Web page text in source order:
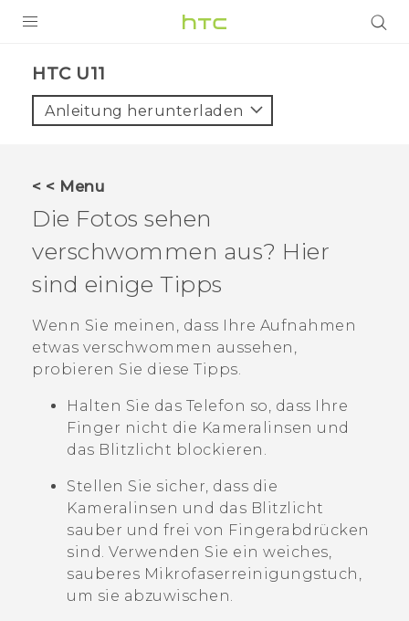
VIVE
VIVERSE
UNTERSTÜTZUNG
HTC-Geräte und Zubehör
Anmelden
HTC U11‎
Anleitung herunterladen
< < Menu
Die Fotos sehen
verschwommen aus? Hier
sind einige Tipps
Wenn Sie meinen, dass Ihre Aufnahmen
etwas verschwommen aussehen,
probieren Sie diese Tipps.
Halten Sie das Telefon so, dass Ihre
Finger nicht die Kameralinsen und
das Blitzlicht blockieren.
Stellen Sie sicher, dass die
Kameralinsen und das Blitzlicht
sauber und frei von Fingerabdrücken
sind. Verwenden Sie ein weiches,
sauberes Mikrofaserreinigungstuch,
um sie abzuwischen.